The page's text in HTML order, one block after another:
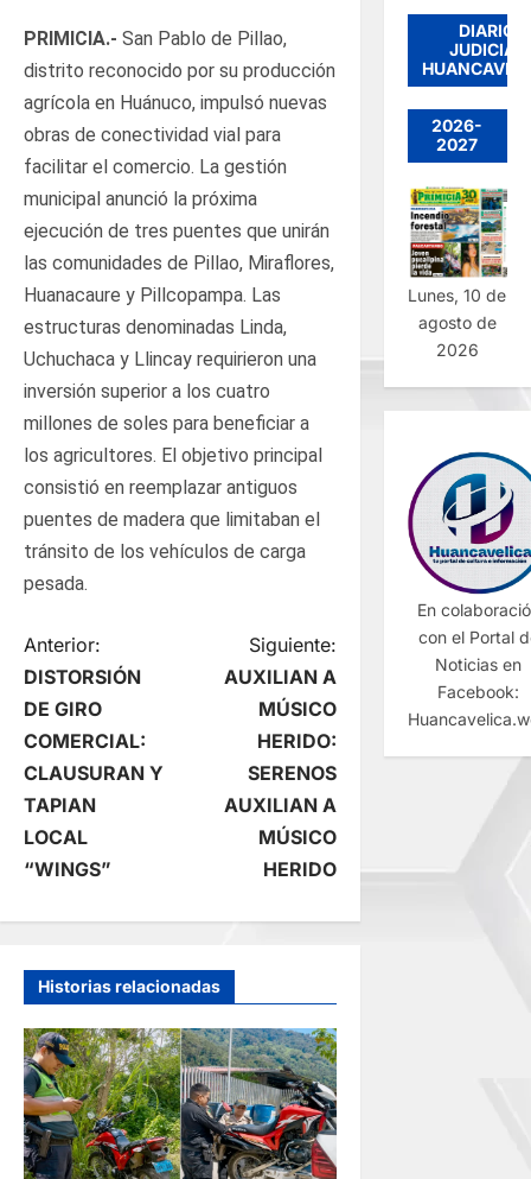
PRIMICIA.- San Pablo de Pillao,
distrito reconocido por su producción
agrícola en Huánuco, impulsó nuevas
obras de conectividad vial para
facilitar el comercio. La gestión
municipal anunció la próxima
ejecución de tres puentes que unirán
las comunidades de Pillao, Miraflores,
Huanacaure y Pillcopampa. Las
estructuras denominadas Linda,
Uchuchaca y Llincay requirieron una
inversión superior a los cuatro
millones de soles para beneficiar a
los agricultores. El objetivo principal
consistió en reemplazar antiguos
puentes de madera que limitaban el
tránsito de los vehículos de carga
pesada.
N
a
v
e
g
a
c
i
ó
n
Anterior:
DISTORSIÓN
DE GIRO
COMERCIAL:
CLAUSURAN Y
TAPIAN
LOCAL
“WINGS”
Siguiente:
AUXILIAN A
MÚSICO
HERIDO:
SERENOS
AUXILIAN A
MÚSICO
HERIDO
Historias relacionadas
DIARIO
JUDICIAL
2026-
2027
Lunes, 10 de
agosto de
2026
En
con el Portal
Noticias en
Facebook: